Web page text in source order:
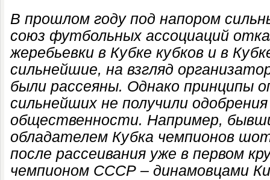
В прошлом году под напором
союз футбольных ассоциаций
жеребьевки в Кубке кубков и в
сильнейшие, на взгляд
были рассеяны. Однако принципы
сильнейших не получили
общественности. Например,
обладателем Кубка чемпионов
после рассеивания уже в первом
чемпионом СССР – динамовцами